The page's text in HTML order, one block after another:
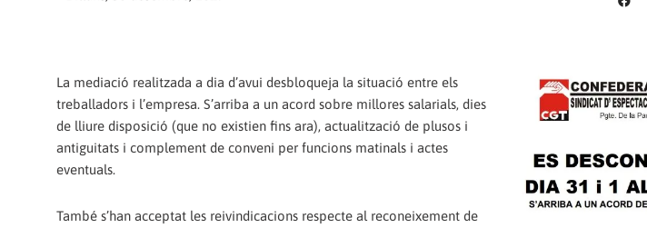
La mediació realitzada a dia d’avui desbloqueja la situació entre els
treballadors i l’empresa. S’arriba a un acord sobre millores salarials, dies
de lliure disposició (que no existien fins ara), actualització de plusos i
antiguitats i complement de conveni per funcions matinals i actes
eventuals.
També s’han acceptat les reivindicacions respecte al reconeixement de